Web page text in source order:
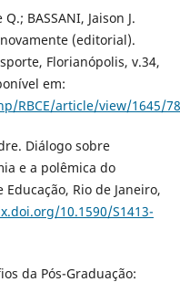
BASSANI, Jaison J.
(editorial).
Florianópolis, v.34,
em:
RBCE/article/view/1645/
Diálogo sobre
e a polêmica do
Rio de Janeiro,
10.1590/S1413-
da Pós-Graduação: